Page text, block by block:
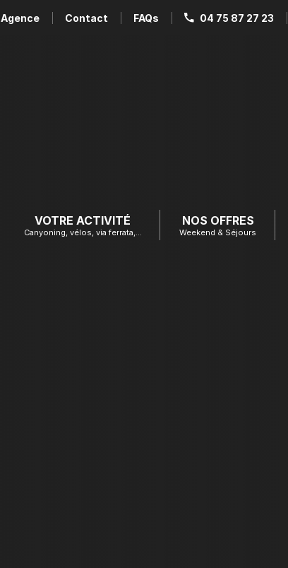
VOTRE ACTIVITÉ
Canyoning, vélos, via ferrata,…
NOS OFFRES
Weekend & Séjours
Agence Contact FAQs 04 75 87 27 23